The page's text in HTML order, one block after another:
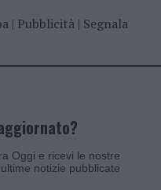
| Pubblicità| Segnala
Oggi e ricevi le nostre
notizie pubblicate